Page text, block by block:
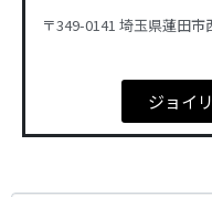
〒349-0141 埼玉県蓮田
ジョイ